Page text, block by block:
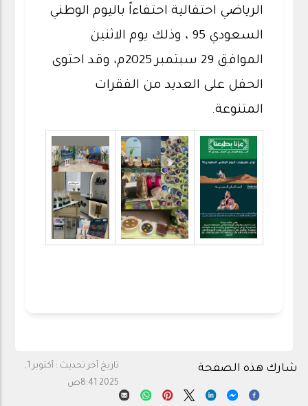
الرياضي احتفالية احتفاءاً باليوم الوطني
السعودي 95 ، وذلك يوم الاثنين
الموافق 29 سبتمبر 2025م، وقد احتوى
الحفل على العديد من الفقرات
المتنوعة.
تاريخ آخر تحديث :
أكتوبر 1,
2025 8:41ص
شارك هذه الصفحة